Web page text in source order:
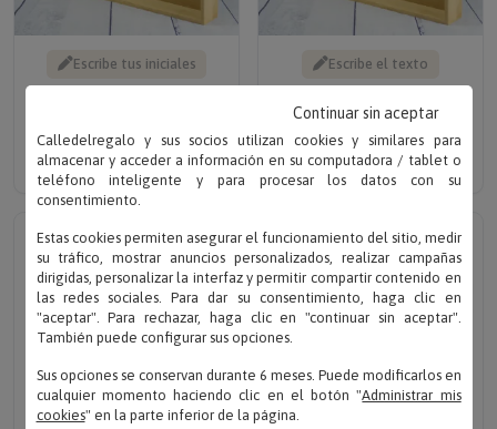
Escribe tus iniciales
MONOGRAMA
Solo 29.90 €
Escribe el texto
PAREJA
Solo desde 29.90 €
Calledelregalo y sus socios utilizan cookies y similares para
almacenar y acceder a información en su computadora / tablet o
teléfono inteligente y para procesar los datos con su
consentimiento.
Estas cookies permiten asegurar el funcionamiento del sitio, medir
su tráfico, mostrar anuncios personalizados, realizar campañas
dirigidas, personalizar la interfaz y permitir compartir contenido en
las redes sociales. Para dar su consentimiento, haga clic en
"aceptar". Para rechazar, haga clic en "continuar sin aceptar".
También puede configurar sus opciones.
Sus opciones se conservan durante 6 meses. Puede modificarlos en
cualquier momento haciendo clic en el botón "Administrar mis
cookies" en la parte inferior de la página.
Continuar sin aceptar